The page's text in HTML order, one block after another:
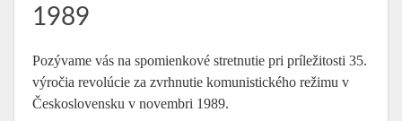
1989
Pozývame vás na spomienkové stretnutie pri príležitosti 35.
výročia revolúcie za zvrhnutie komunistického režimu v
Československu v novembri 1989.